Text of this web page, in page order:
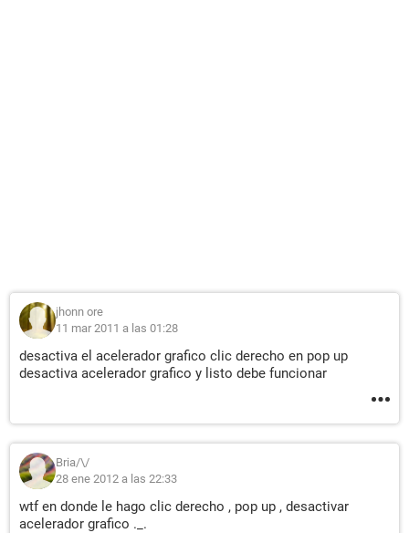
jhonn ore
11 mar 2011 a las 01:28
desactiva el acelerador grafico clic derecho en pop up
desactiva acelerador grafico y listo debe funcionar
Bria/\/
28 ene 2012 a las 22:33
wtf en donde le hago clic derecho , pop up , desactivar
acelerador grafico ._.